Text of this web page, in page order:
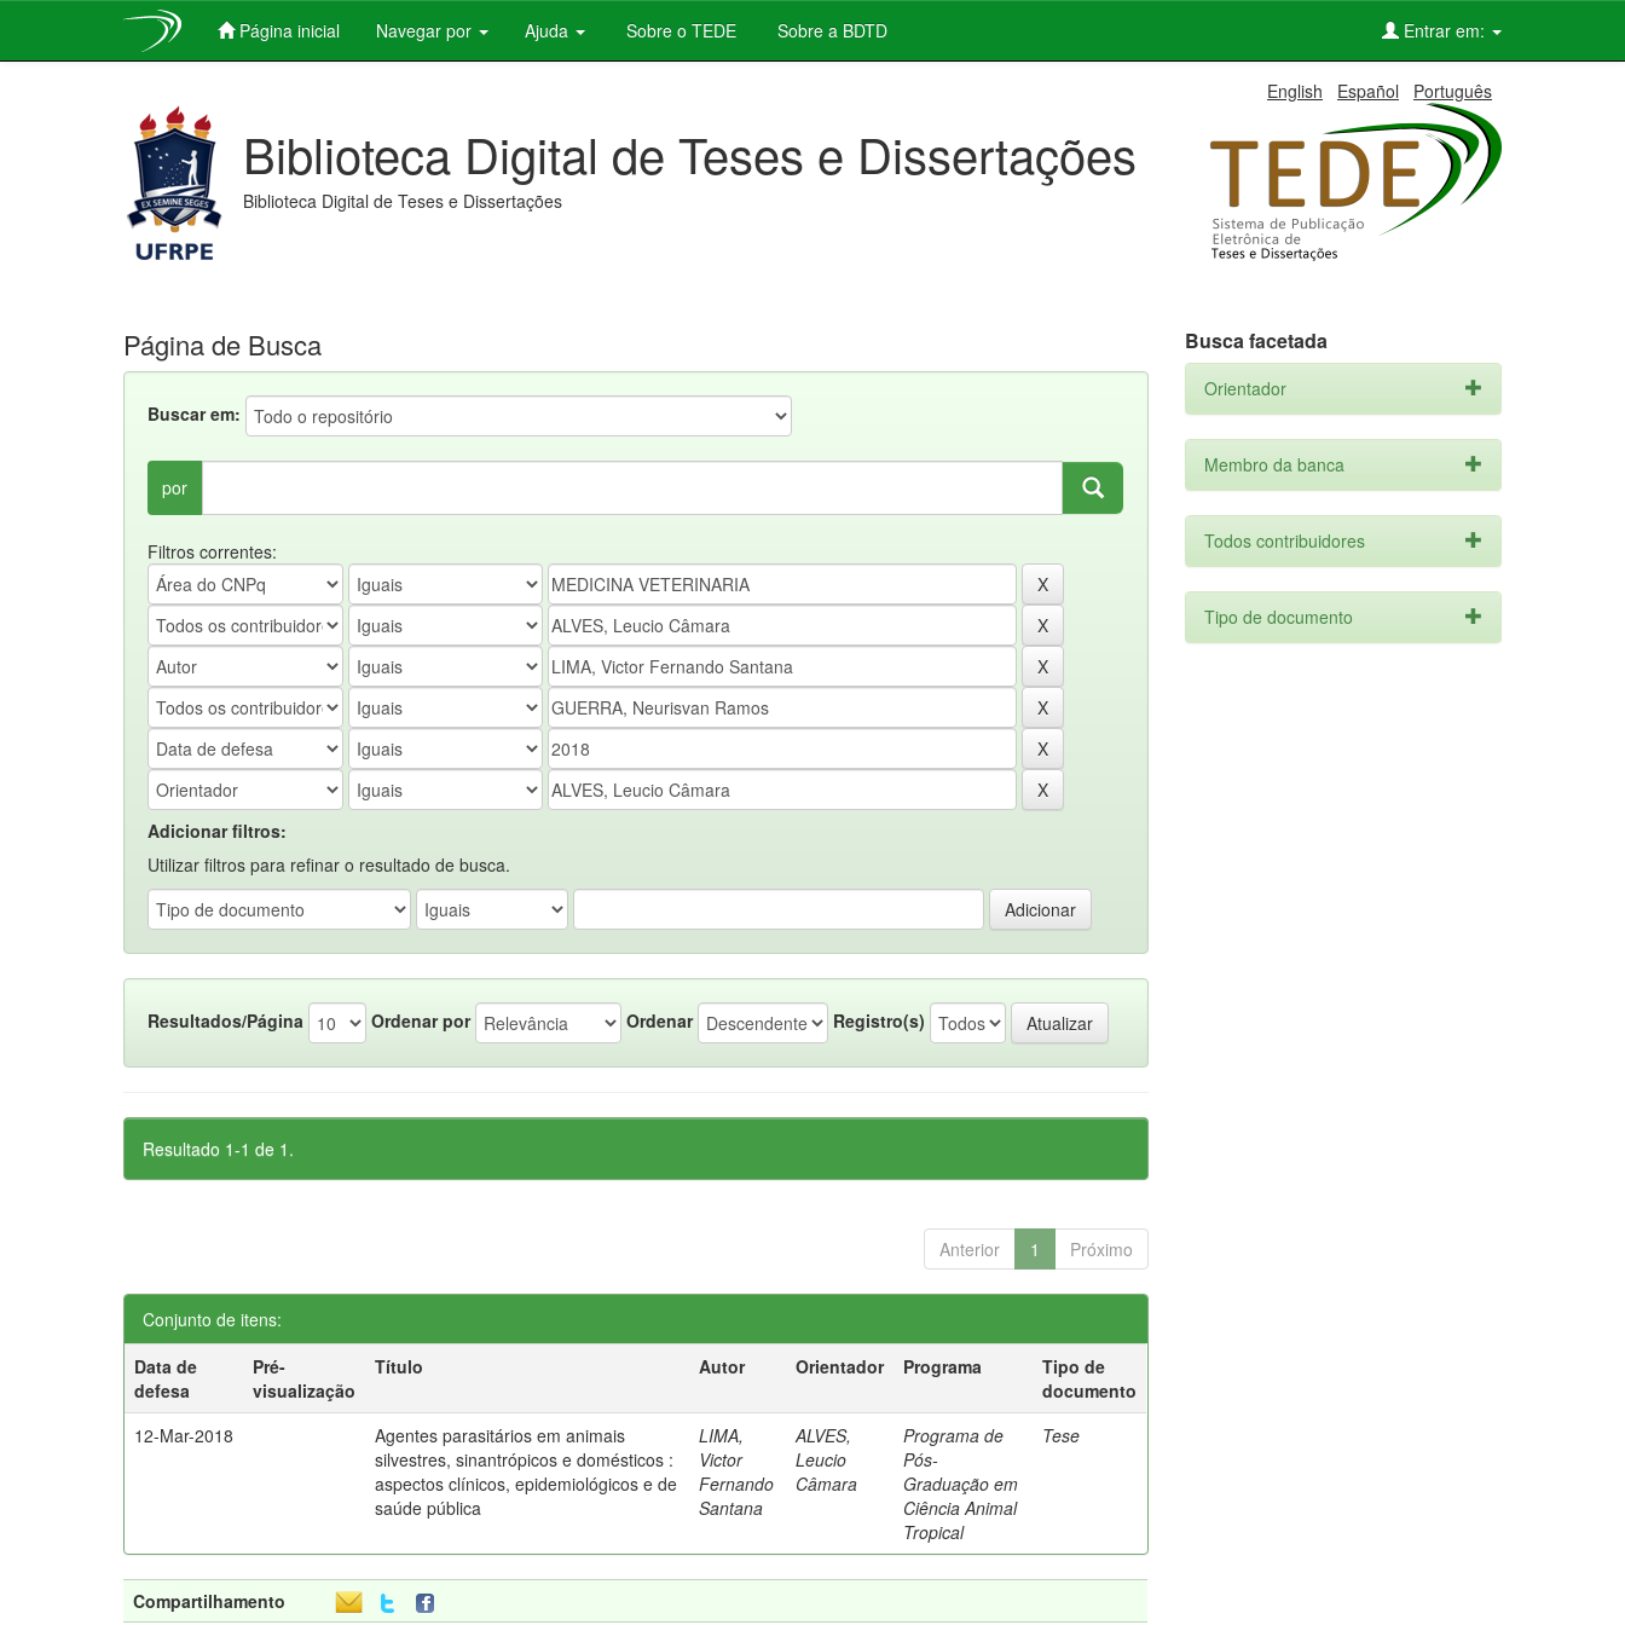
Página inicial Navegar por Ajuda Sobre o TEDE Sobre a BDTD Entrar em:
English Español Português
Biblioteca Digital de Teses e Dissertações
Biblioteca Digital de Teses e Dissertações
Página de Busca
Buscar em:
por
Filtros correntes:
Adicionar filtros:
Utilizar filtros para refinar o resultado de busca.
Resultados/Página Ordenar por Ordenar Registro(s)
Resultado 1-1 de 1.
Anterior 1 Próximo
Conjunto de itens:
Data de
defesa
Pré-
visualização
Título Autor Orientador Programa
Tipo de
documento
12-Mar-2018
Agentes parasitários em animais
silvestres, sinantrópicos e domésticos :
aspectos clínicos, epidemiológicos e de
saúde pública
LIMA,
Victor
Fernando
Santana
ALVES,
Leucio
Câmara
Programa de
Pós-
Graduação em
Ciência Animal
Tropical
Tese
Compartilhamento
Busca facetada
Orientador
Membro da banca
Todos contribuidores
Tipo de documento